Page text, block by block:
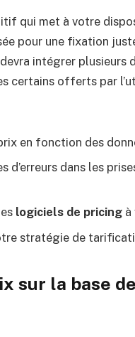
qui met à votre
pour une fixation
devra intégrer plusieurs
certains offerts par
en fonction des
d’erreurs dans les
logiciels de pricingà
stratégie de
sur la base